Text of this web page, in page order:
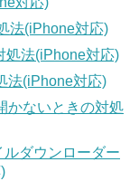
法(iPhone対応)
処法(iPhone対応)
法(iPhone対応)
かないときの対処
ダウンローダー